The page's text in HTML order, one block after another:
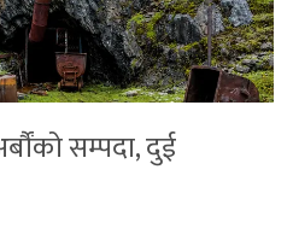
सम्पदा, दुई